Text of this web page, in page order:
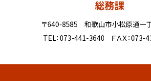
総務課
〒640-8585 和歌山市小松原通一
TEL：073-441-3640 ＦＡＸ：073-